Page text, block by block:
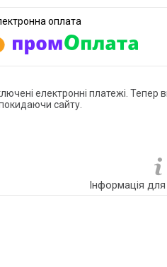
електронні платежі.
сайту.
Інформація